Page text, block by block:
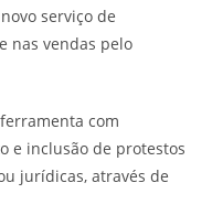
serviço de
nas vendas pelo
com
e inclusão de protestos
jurídicas, através de